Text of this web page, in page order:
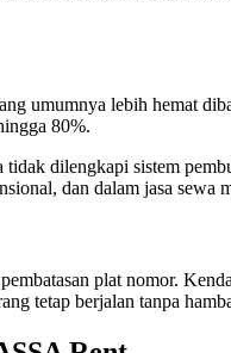
umumnya lebih hemat
80%.
dilengkapi sistem
dan dalam jasa sewa
plat nomor.
tetap berjalan tanpa